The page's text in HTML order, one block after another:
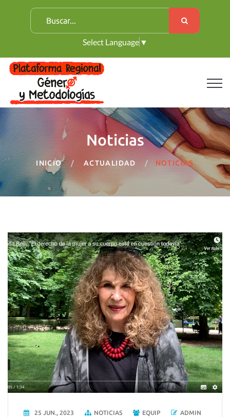
B
u
c
a
r
:
Select Language ▼
Noticias
INICIO ACTUALIDAD NOTICIAS
25 JUN., 2023 NOTICIAS EQUIP ADMIN